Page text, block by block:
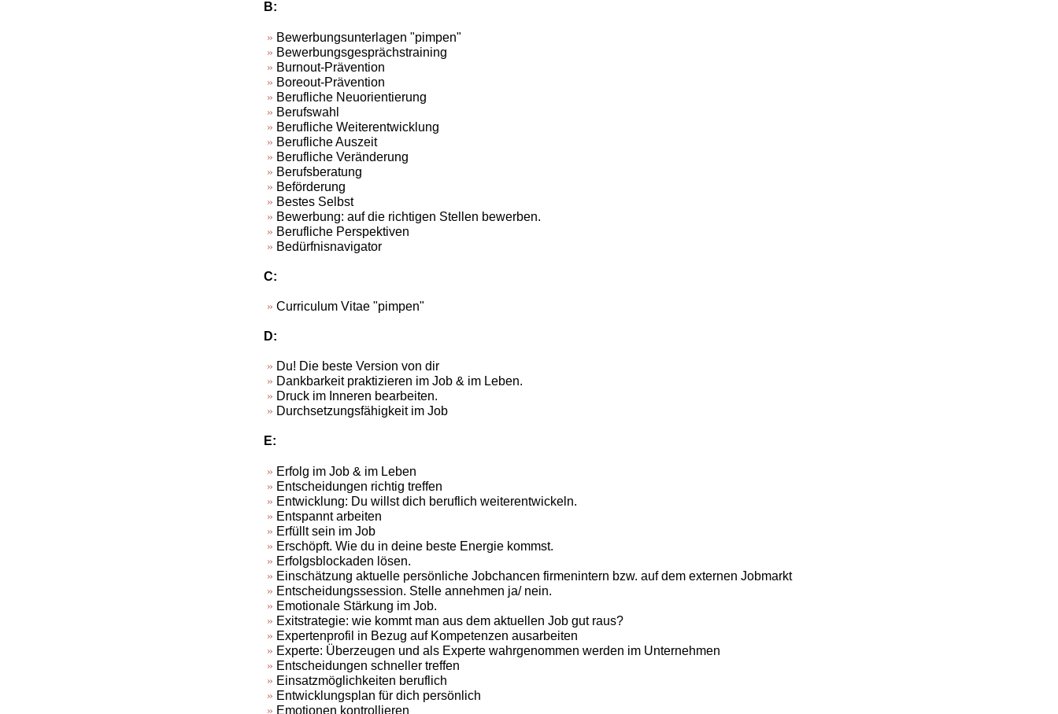
B:
Bewerbungsunterlagen "pimpen"
Bewerbungsgesprächstraining
Burnout-Prävention
Boreout-Prävention
Berufliche Neuorientierung
Berufswahl
Berufliche Weiterentwicklung
Berufliche Auszeit
Berufliche Veränderung
Berufsberatung
Beförderung
Bestes Selbst
Bewerbung: auf die richtigen Stellen bewerben.
Berufliche Perspektiven
Bedürfnisnavigator
C:
Curriculum Vitae "pimpen"
D:
Du! Die beste Version von dir
Dankbarkeit praktizieren im Job & im Leben.
Druck im Inneren bearbeiten.
Durchsetzungsfähigkeit im Job
E:
Erfolg im Job & im Leben
Entscheidungen richtig treffen
Entwicklung: Du willst dich beruflich weiterentwickeln.
Entspannt arbeiten
Erfüllt sein im Job
Erschöpft. Wie du in deine beste Energie kommst.
Erfolgsblockaden lösen.
Einschätzung aktuelle persönliche Jobchancen firmenintern bzw. auf dem externen Jobmarkt
Entscheidungssession. Stelle annehmen ja/ nein.
Emotionale Stärkung im Job.
Exitstrategie: wie kommt man aus dem aktuellen Job gut raus?
Expertenprofil in Bezug auf Kompetenzen ausarbeiten
Experte: Überzeugen und als Experte wahrgenommen werden im Unternehmen
Entscheidungen schneller treffen
Einsatzmöglichkeiten beruflich
Entwicklungsplan für dich persönlich
Emotionen kontrollieren